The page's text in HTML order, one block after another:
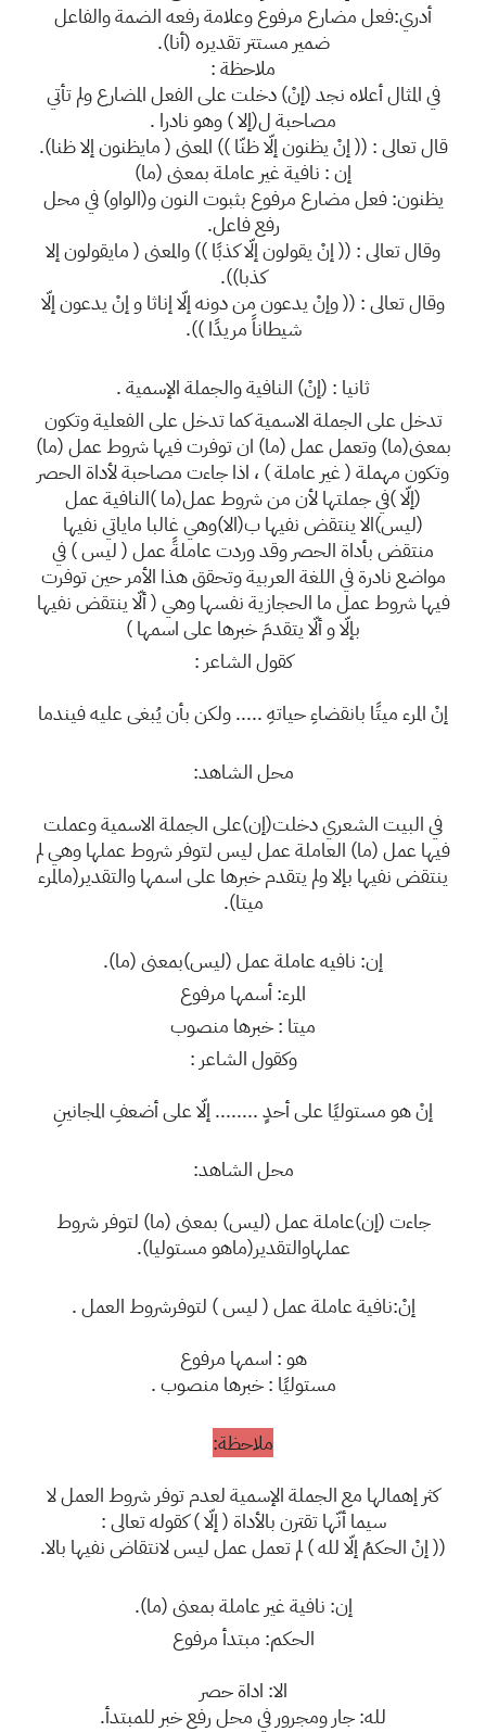
أدري:فعل مضارع مرفوع وعلامة رفعه الضمة والفاعل
ضمير مستتر تقديره (أنا).
ملاحظة :
في المثال أعلاه نجد (إنْ) دخلت على الفعل المضارع ولم تأتي
مصاحبة ل(إلا ) وهو نادرا .
قال تعالى : (( إنْ يظنون إلّا ظنّا )) المعنى ( مايظنون إلا ظنا).
إن : نافية غير عاملة بمعنى (ما)
يظنون: فعل مضارع مرفوع بثبوت النون و(الواو) في محل
رفع فاعل.
وقال تعالى : (( إنْ يقولون إلّا كذبًا )) والمعنى ( مايقولون إلا
كذبا)).
وقال تعالى : (( وإنْ يدعون من دونه إلّا إناثا و إنْ يدعون إلّا
شيطاناً مريدًا )).
ثانيا : (إنْ) النافية والجملة الإسمية .
تدخل على الجملة الاسمية كما تدخل على الفعلية وتكون
بمعنى(ما) وتعمل عمل (ما) ان توفرت فيها شروط عمل (ما)
وتكون مهملة ( غير عاملة ) ، اذا جاءت مصاحبة لأداة الحصر
(إلّا )في جملتها لأن من شروط عمل(ما )النافية عمل
(ليس)الا ينتقض نفيها ب(الا)وهي غالبا ماياتي نفيها
منتقض بأداة الحصر وقد وردت عاملةً عمل ( ليس ) في
مواضع نادرة في اللغة العربية وتحقق هذا الأمر حين توفرت
فيها شروط عمل ما الحجازية نفسها وهي ( ألّا ينتقض نفيها
بإلّا و ألّا يتقدمَ خبرها على اسمها )
كقول الشاعر :
إنْ المرء ميتًا بانقضاءِ حياتهِ ..... ولكن بأن يُبغى عليه فيندما
محل الشاهد:
في البيت الشعري دخلت(إن)على الجملة الاسمية وعملت
فيها عمل (ما) العاملة عمل ليس لتوفر شروط عملها وهي لم
ينتقض نفيها بإلا ولم يتقدم خبرها على اسمها والتقدير(مالمرء
ميتا).
إن: نافيه عاملة عمل (ليس)بمعنى (ما).
المرء: أسمها مرفوع
ميتا : خبرها منصوب
وكقول الشاعر :
إنْ هو مستوليًا على أحدٍ ........ إلّا على أضعفِ المجانينِ
محل الشاهد:
جاءت (إن)عاملة عمل (ليس) بمعنى (ما) لتوفر شروط
عملهاوالتقدير(ماهو مستوليا).
إنْ:نافية عاملة عمل ( ليس ) لتوفرشروط العمل .
هو : اسمها مرفوع
مستوليًا : خبرها منصوب .
ملاحظة:
كثر إهمالها مع الجملة الإسمية لعدم توفر شروط العمل لا
سيما أنّها تقترن بالأداة ( إلّا ) كقوله تعالى :
(( إنْ الحكمُ إلّا لله ) لم تعمل عمل ليس لانتقاض نفيها بالا.
إن: نافية غير عاملة بمعنى (ما).
الحكم: مبتدأ مرفوع
الا: اداة حصر
لله: جار ومجرور في محل رفع خبر للمبتدأ.